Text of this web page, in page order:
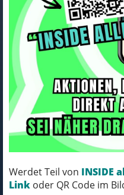
Werdet Teil von INSIDE
Link oder QR Code im
Trek Bottle
High
Art.Nr. 5289513
Farbe: VISIBILITY
MICH KANNST DU
ABHOLUNG IN